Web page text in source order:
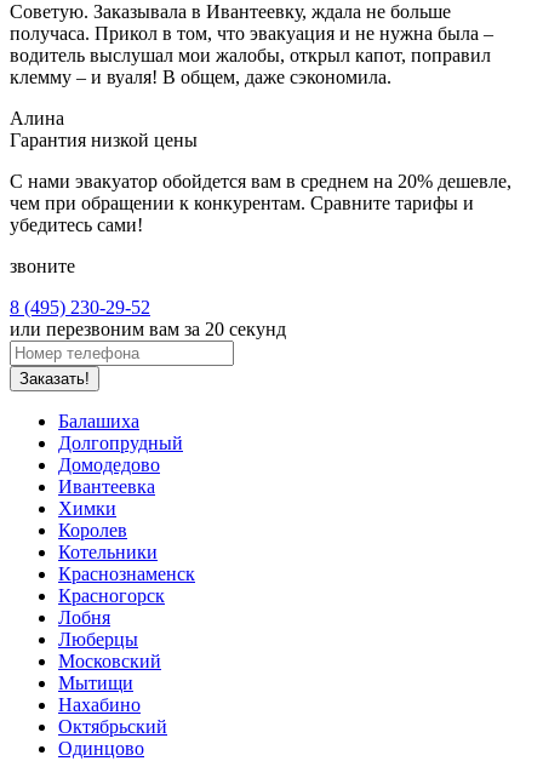
Советую. Заказывала в Ивантеевку, ждала не больше
получаса. Прикол в том, что эвакуация и не нужна была –
водитель выслушал мои жалобы, открыл капот, поправил
клемму – и вуаля! В общем, даже сэкономила.
Алина
Гарантия низкой цены
С нами эвакуатор обойдется вам в среднем на 20% дешевле,
чем при обращении к конкурентам. Сравните тарифы и
убедитесь сами!
звоните
8 (495) 230-29-52
или перезвоним вам за 20 секунд
Заказать!
Балашиха
Долгопрудный
Домодедово
Ивантеевка
Химки
Королев
Котельники
Краснознаменск
Красногорск
Лобня
Люберцы
Московский
Мытищи
Нахабино
Октябрьский
Одинцово